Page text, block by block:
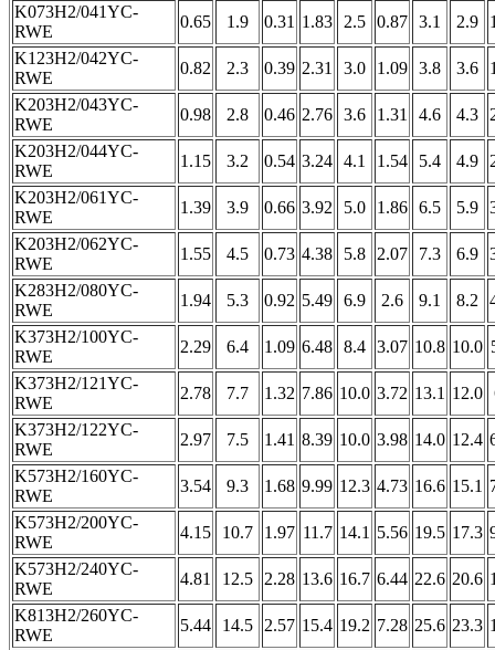
K073H2/041YC-
RWE
0.65 1.9 0.31 1.83 2.5 0.87 3.1 2.9
K123H2/042YC-
RWE
0.82 2.3 0.39 2.31 3.0 1.09 3.8 3.6
K203H2/043YC-
RWE
0.98 2.8 0.46 2.76 3.6 1.31 4.6 4.3
K203H2/044YC-
RWE
1.15 3.2 0.54 3.24 4.1 1.54 5.4 4.9
K203H2/061YC-
RWE
1.39 3.9 0.66 3.92 5.0 1.86 6.5 5.9
K203H2/062YC-
RWE
1.55 4.5 0.73 4.38 5.8 2.07 7.3 6.9
K283H2/080YC-
RWE
1.94 5.3 0.92 5.49 6.9 2.6 9.1 8.2
K373H2/100YC-
RWE
2.29 6.4 1.09 6.48 8.4 3.07 10.8 10.0
K373H2/121YC-
RWE
2.78 7.7 1.32 7.86 10.0 3.72 13.1 12.0
K373H2/122YC-
RWE
2.97 7.5 1.41 8.39 10.0 3.98 14.0 12.4
K573H2/160YC-
RWE
3.54 9.3 1.68 9.99 12.3 4.73 16.6 15.1
K573H2/200YC-
RWE
4.15 10.7 1.97 11.7 14.1 5.56 19.5 17.3
K573H2/240YC-
RWE
4.81 12.5 2.28 13.6 16.7 6.44 22.6 20.6
K813H2/260YC-
RWE
5.44 14.5 2.57 15.4 19.2 7.28 25.6 23.3